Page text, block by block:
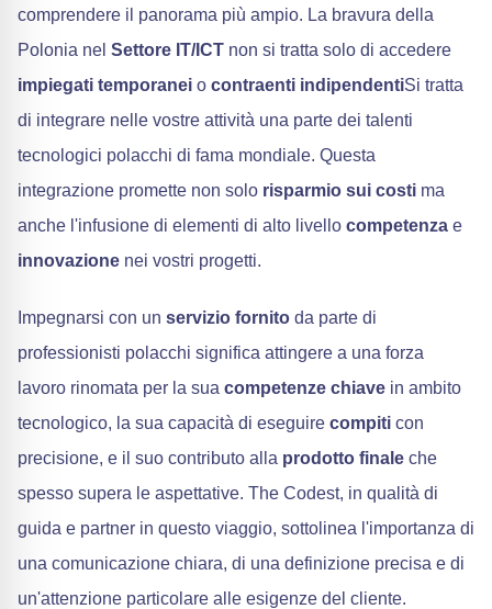
comprendere il panorama più ampio. La bravura della
Polonia nel Settore IT/ICT non si tratta solo di accedere
impiegati temporanei o contraenti indipendentiSi tratta
di integrare nelle vostre attività una parte dei talenti
tecnologici polacchi di fama mondiale. Questa
integrazione promette non solo risparmio sui costi ma
anche l'infusione di elementi di alto livello competenza e
innovazione nei vostri progetti.
Impegnarsi con un servizio fornito da parte di
professionisti polacchi significa attingere a una forza
lavoro rinomata per la sua competenze chiave in ambito
tecnologico, la sua capacità di eseguire compiti con
precisione, e il suo contributo alla prodotto finale che
spesso supera le aspettative. The Codest, in qualità di
guida e partner in questo viaggio, sottolinea l'importanza di
una comunicazione chiara, di una definizione precisa e di
un'attenzione particolare alle esigenze del cliente.